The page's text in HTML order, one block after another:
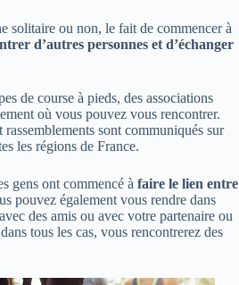
solitaire ou non, le fait de commencer à
d’autres personnes et d’échanger
de course à pieds, des associations
où vous pouvez vous rencontrer.
sont communiqués sur
les régions de France.
gens ont commencé à faire le lien entre
pouvez également vous rendre dans
des amis ou avec votre partenaire ou
tous les cas, vous rencontrerez des